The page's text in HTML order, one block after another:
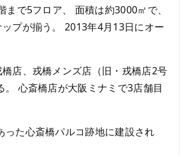
まで5フロア、 面積は約3000㎡で、
プが揃う。 2013年4月13日にオー
店、戎橋メンズ店（旧・戎橋店2号
。 心斎橋店が大阪ミナミで3店舗目
った心斎橋パルコ跡地に建設され